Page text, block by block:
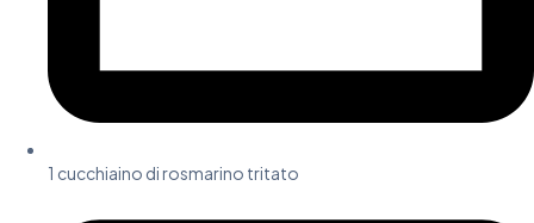
1 cucchiaino di rosmarino tritato